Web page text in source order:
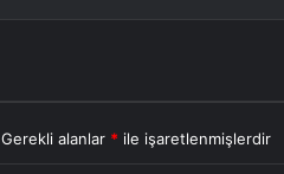
Gerekli alanlar * ile işaretlenmişlerdir